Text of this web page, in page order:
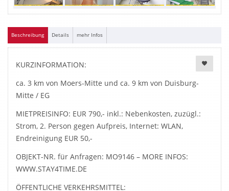
Beschreibung Details mehr Infos
KURZINFORMATION:
ca. 3 km von Moers-Mitte und ca. 9 km von Duisburg-
Mitte / EG
MIETPREISINFO: EUR 790,- inkl.: Nebenkosten, zuzügl.:
Strom, 2. Person gegen Aufpreis, Internet: WLAN,
Endreinigung EUR 50,-
OBJEKT-NR. für Anfragen: MO9146 – MORE INFOS:
WWW.STAY4TIME.DE
ÖFFENTLICHE VERKEHRSMITTEL: